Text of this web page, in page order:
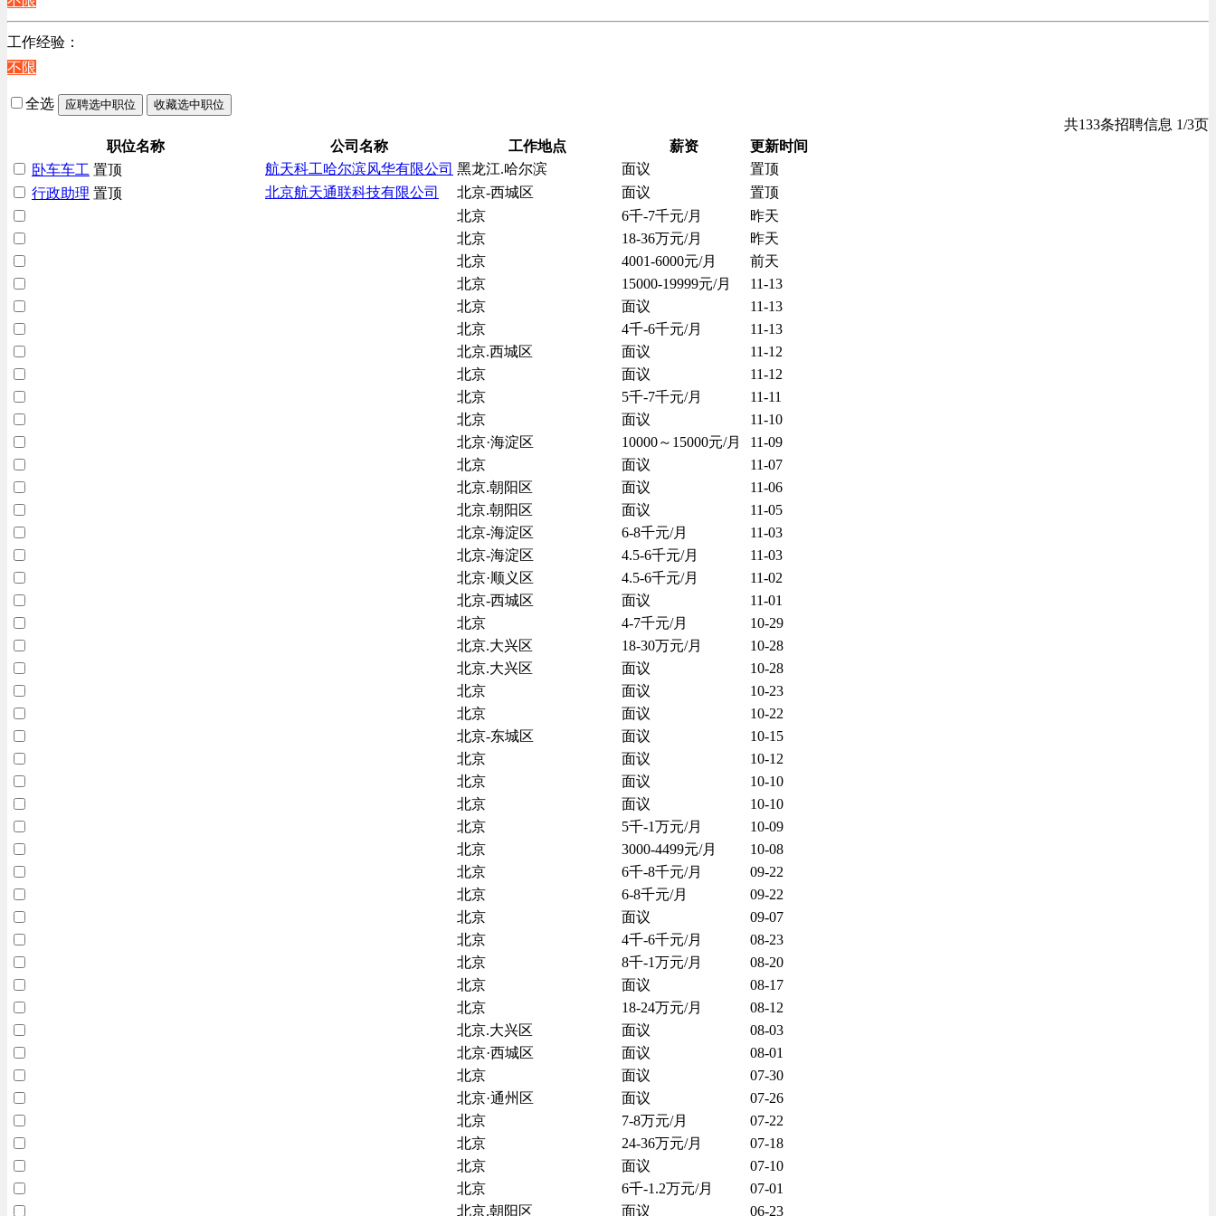
上海
工作经验：
不限
全选 应聘选中职位 收藏选中职位
共133条招聘信息 1/3页
职位名称
公司名称 工作地点 薪资
更新时间
卧车车工 置顶 航天科工哈尔滨风华有限公司 黑龙江.哈尔滨 面议
置顶
行政助理 置顶 北京航天通联科技有限公司 北京-西城区 面议
置顶
北京
6千-7千元/月
昨天
北京
18-36万元/月
昨天
北京
4001-6000元/月
前天
北京
15000-19999元/月
11-13
北京
面议
11-13
北京
4千-6千元/月
11-13
北京.西城区
面议
11-12
北京
面议
11-12
北京
5千-7千元/月
11-11
北京
面议
11-10
北京·海淀区
10000～15000元/月
11-09
北京
面议
11-07
北京.朝阳区
面议
11-06
北京.朝阳区
面议
11-05
北京-海淀区
6-8千元/月
11-03
北京-海淀区
4.5-6千元/月
11-03
北京·顺义区
4.5-6千元/月
11-02
北京-西城区
面议
11-01
北京
4-7千元/月
10-29
北京.大兴区
18-30万元/月
10-28
北京.大兴区
面议
10-28
北京
面议
10-23
北京
面议
10-22
北京-东城区
面议
10-15
北京
面议
10-12
北京
面议
10-10
北京
面议
10-10
北京
5千-1万元/月
10-09
北京
3000-4499元/月
10-08
北京
6千-8千元/月
09-22
北京
6-8千元/月
09-22
北京
面议
09-07
北京
4千-6千元/月
08-23
北京
8千-1万元/月
08-20
北京
面议
08-17
北京
18-24万元/月
08-12
北京.大兴区
面议
08-03
北京·西城区
面议
08-01
北京
面议
07-30
北京·通州区
面议
07-26
北京
7-8万元/月
07-22
北京
24-36万元/月
07-18
北京
面议
07-10
北京
6千-1.2万元/月
07-01
北京.朝阳区
面议 06-23